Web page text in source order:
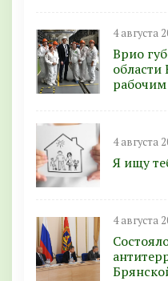
4 августа
Врио
области
4 августа
Я ищу
4 августа